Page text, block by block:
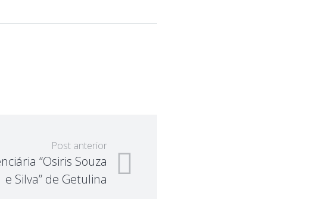
Post anterior
“Osiris Souza
e Silva” de Getulina